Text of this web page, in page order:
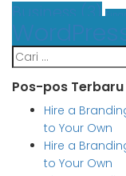
Business (3)
Cari
untuk:
Pos-pos Terbaru
Hire a
to Your Own
Hire a
to Your Own